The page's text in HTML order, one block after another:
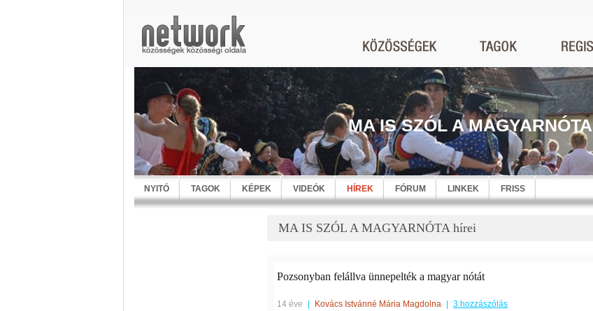
MA IS SZÓL A MAGYARNÓTA
NYITÓ TAGOK KÉPEK VIDEÓK HÍREK FÓRUM LINKEK FRISS
MA IS SZÓL A MAGYARNÓTA hírei
Pozsonyban felállva ünnepelték a magyar nótát
14 éve Kovács Istvánné Mária Magdolna 3 hozzászólás